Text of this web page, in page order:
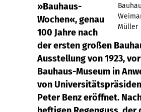
Müller
»Bauhaus-
Wochen«, genau
100 Jahre nach
der ersten großen
Ausstellung von 1923,
Bauhaus-Museum in
von
Peter Benz eröffnet.